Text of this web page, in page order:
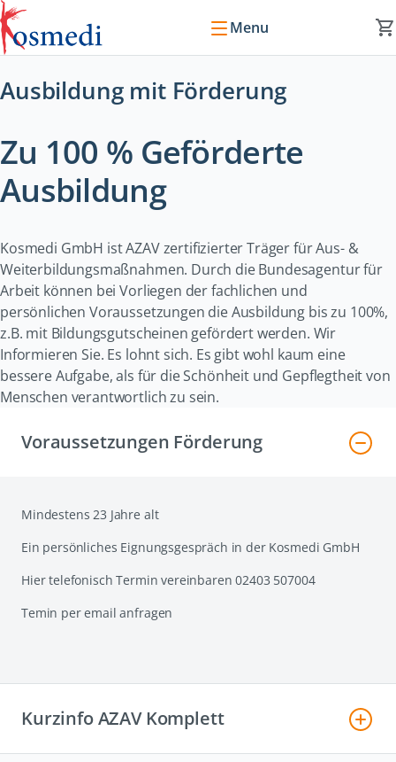
Menu
Ausbildung mit Förderung
Zu 100 % Geförderte
Ausbildung
Kosmedi GmbH ist AZAV zertifizierter Träger für Aus- &
Weiterbildungsmaßnahmen. Durch die Bundesagentur für
Arbeit können bei Vorliegen der fachlichen und
persönlichen Voraussetzungen die Ausbildung bis zu 100%,
z.B. mit Bildungsgutscheinen gefördert werden. Wir
Informieren Sie. Es lohnt sich. Es gibt wohl kaum eine
bessere Aufgabe, als für die Schönheit und Gepflegtheit von
Menschen verantwortlich zu sein.
Voraussetzungen Förderung
Mindestens 23 Jahre alt
Ein persönliches Eignungsgespräch in der Kosmedi GmbH
Hier telefonisch Termin vereinbaren 02403 507004
Temin per email anfragen
Kurzinfo AZAV Komplett